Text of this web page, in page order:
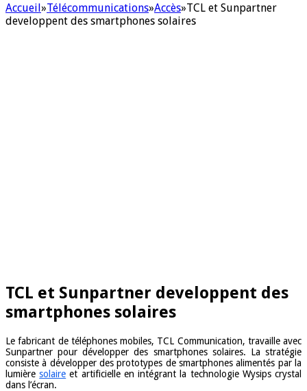
Accueil»Télécommunications»Accès»TCL et Sunpartner
developpent des smartphones solaires
TCL et Sunpartner developpent des
smartphones solaires
Le fabricant de téléphones mobiles, TCL Communication, travaille avec
Sunpartner pour développer des smartphones solaires. La stratégie
consiste à développer des prototypes de smartphones alimentés par la
lumièresolaire et artificielle en intégrant la technologie Wysips crystal
dans l’écran.